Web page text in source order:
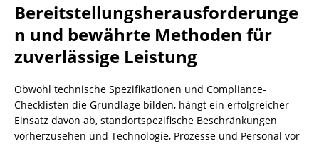
Bereitstellungsherausforderunge
n und bewährte Methoden für
zuverlässige Leistung
Obwohl technische Spezifikationen und Compliance-
Checklisten die Grundlage bilden, hängt ein erfolgreicher
Einsatz davon ab, standortspezifische Beschränkungen
vorherzusehen und Technologie, Prozesse und Personal vor